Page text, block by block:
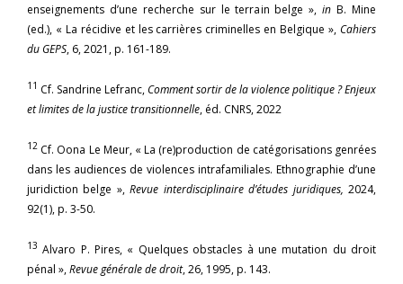
enseignements d’une recherche sur le terrain belge »,inB. Mine
(ed.), « La récidive et les carrières criminelles en Belgique », Cahiers
du GEPS, 6, 2021, p. 161-189.
11 Cf. Sandrine Lefranc,Comment sortir de la violence politique ? Enjeux
et limites de la justice transitionnelle, éd. CNRS, 2022
12 Cf. Oona Le Meur, « La (re)production de catégorisations genrées
dans les audiences de violences intrafamiliales. Ethnographie d’une
juridiction belge »,Revue interdisciplinaire d’études juridiques, 2024,
92(1), p. 3-50.
13 Alvaro P. Pires, « Quelques obstacles à une mutation du droit
pénal »,Revue générale de droit, 26, 1995, p. 143.